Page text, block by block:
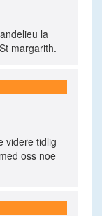
la
margarith.
videre tidlig
oss noe